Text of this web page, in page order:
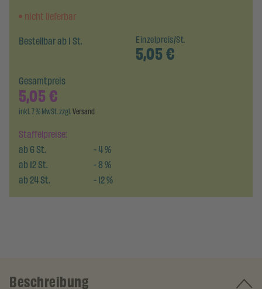
nicht lieferbar
Bestellbar ab 1 St.
Einzelpreis/St.
5,05€
Staffelpreise:
ab6St. -4%
ab12St. -8%
ab24St. -12%
Gesamtpreis
5,05€
inkl. 7 % MwSt. zzgl.Versand
Beschreibung